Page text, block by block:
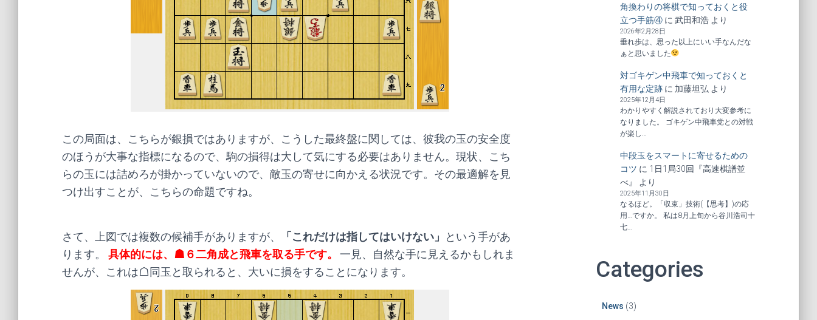
この局面は、こちらが銀損ではありますが、こうした最終盤に関しては、彼我の玉の安全度
のほうが大事な指標になるので、駒の損得は大して気にする必要はありません。現状、こち
らの玉には詰めろが掛かっていないので、敵玉の寄せに向かえる状況です。その最適解を見
つけ出すことが、こちらの命題ですね。
さて、上図では複数の候補手がありますが、 「これだけは指してはいけない」
という手があ
ります。
具体的には、☗６二角成と飛車を取る手です。
一見、自然な手に見えるかもしれま
せんが、これは☖同玉と取られると、大いに損をすることになります。
角換わりの将棋で知っておくと役
立つ手筋④に 武田和浩より
2026年2月28日
垂れ歩は、思った以上にいい手なんだな
ぁと思いました
対ゴキゲン中飛車で知っておくと
有用な定跡に 加藤坦弘 より
2025年12月4日
わかりやすく解説されており大変参考に
なりました。 ゴキゲン中飛車党との対戦
が楽し…
中段玉をスマートに寄せるための
コツ に 1日1局30回『高速棋譜並
べ』
より
2025年11月30日
なるほど。「収束」技術(【思考】)の応
用…ですか。 私は8月上旬から谷川浩司十
七…
Categories
News (3)